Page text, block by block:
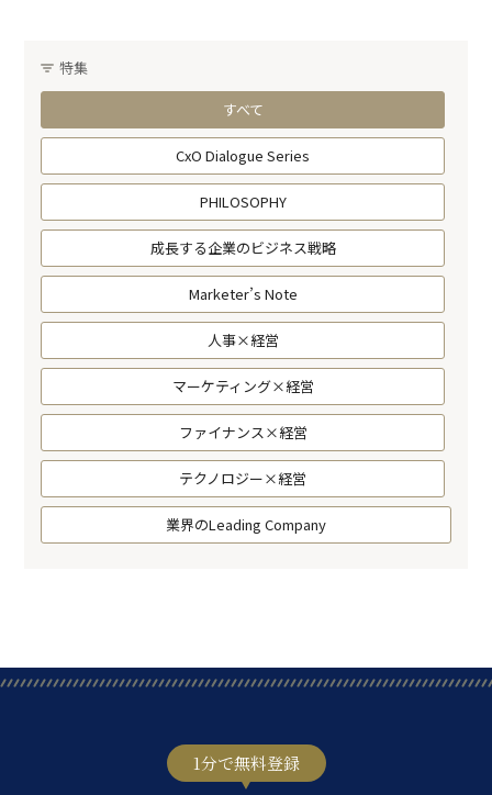
特集
すべて
CxO Dialogue Series
PHILOSOPHY
成長する企業のビジネス戦略
Marketer’s Note
人事×経営
マーケティング×経営
ファイナンス×経営
テクノロジー×経営
業界のLeading Company
1分で無料登録